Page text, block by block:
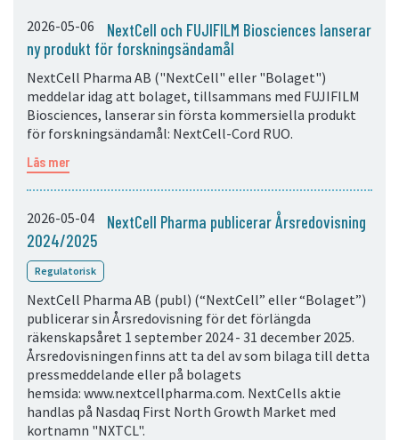
2026-05-06
NextCell och FUJIFILM Biosciences lanserar
ny produkt för forskningsändamål
NextCell Pharma AB ("NextCell" eller "Bolaget")
meddelar idag att bolaget, tillsammans med FUJIFILM
Biosciences, lanserar sin första kommersiella produkt
för forskningsändamål: NextCell-Cord RUO.
Läs mer
2026-05-04
NextCell Pharma publicerar Årsredovisning
2024/2025
Regulatorisk
NextCell Pharma AB (publ) (“NextCell” eller “Bolaget”)
publicerar sin Årsredovisning för det förlängda
räkenskapsåret 1 september 2024 - 31 december 2025.
Årsredovisningen finns att ta del av som bilaga till detta
pressmeddelande eller på bolagets
hemsida: www.nextcellpharma.com. NextCells aktie
handlas på Nasdaq First North Growth Market med
kortnamn "NXTCL".